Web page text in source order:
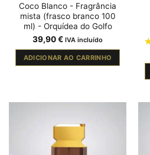
Coco Blanco - Fragrância
mista (frasco branco 100
ml) - Orquídea do Golfo
39,90€ IVA incluído
ADICIONAR AO CARRINHO